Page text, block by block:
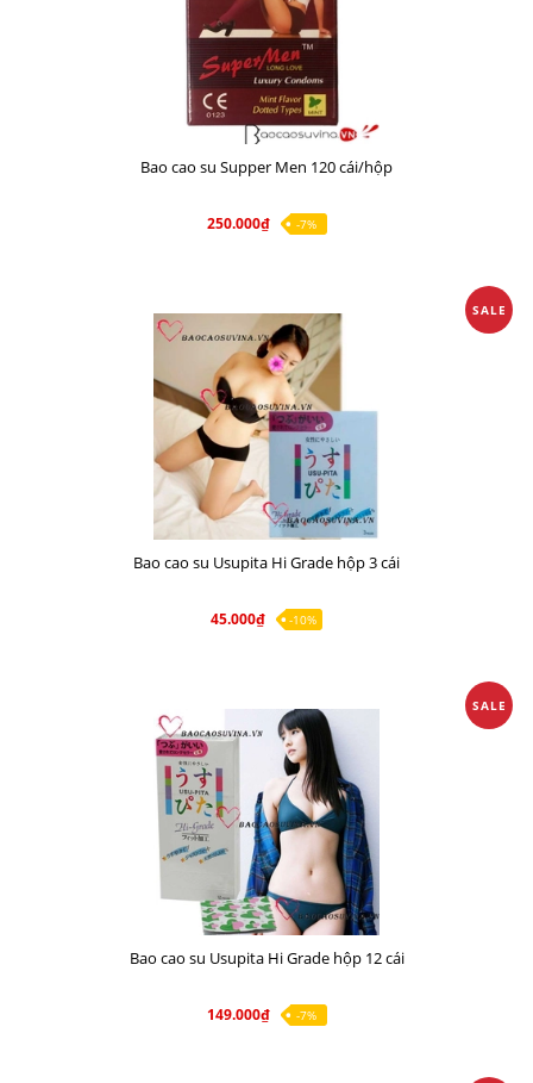
Bao cao su Supper Men 120 cái/hộp
250.000₫ -7%
SALE
Bao cao su Usupita Hi Grade hộp 3 cái
45.000₫ -10%
SALE
Bao cao su Usupita Hi Grade hộp 12 cái
149.000₫ -7%